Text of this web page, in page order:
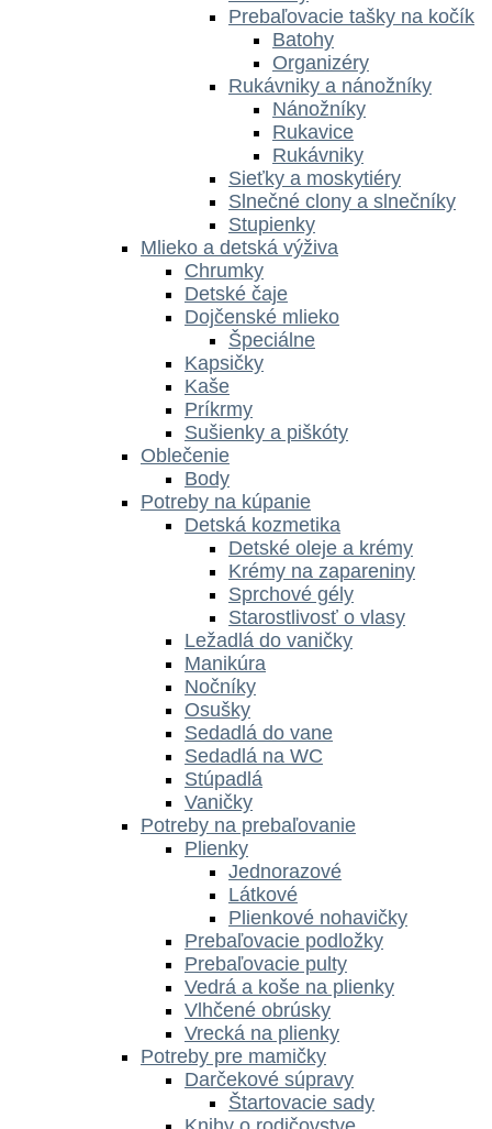
Prebaľovacie tašky na kočík
Batohy
Organizéry
Rukávniky a nánožníky
Nánožníky
Rukavice
Rukávniky
Sieťky a moskytiéry
Slnečné clony a slnečníky
Stupienky
Mlieko a detská výživa
Chrumky
Detské čaje
Dojčenské mlieko
Špeciálne
Kapsičky
Kaše
Príkrmy
Sušienky a piškóty
Oblečenie
Body
Potreby na kúpanie
Detská kozmetika
Detské oleje a krémy
Krémy na zapareniny
Sprchové gély
Starostlivosť o vlasy
Ležadlá do vaničky
Manikúra
Nočníky
Osušky
Sedadlá do vane
Sedadlá na WC
Stúpadlá
Vaničky
Potreby na prebaľovanie
Plienky
Jednorazové
Látkové
Plienkové nohavičky
Prebaľovacie podložky
Prebaľovacie pulty
Vedrá a koše na plienky
Vlhčené obrúsky
Vrecká na plienky
Potreby pre mamičky
Darčekové súpravy
Štartovacie sady